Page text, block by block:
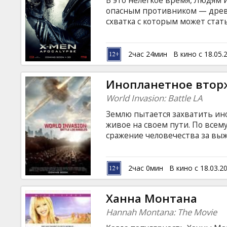
Кинозакуски
B2B
Клуб
опасным противником —
схватка с которым может
бессмертным монстром,
происхождении своего вида.
вероятность победы все
сильнейшие имеют право на
субтитрами на латышском и
2час 24мин В кино с
Инопланетное
World Invasion: Battle LA
Землю пытается захватить
живое на своем пути. По
сражение человечества за
таинственных и
Eckhart, Bridget Moynahan,
Liebesman Сценарий:
субтитрами на латышском и
2час 0мин В кино с
Ханна Монтана
Hannah Montana: The Movie